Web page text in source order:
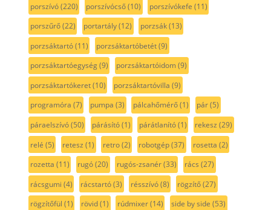
porszívó(220) porszívócső(10) porszívókefe (11)
porszűrő(22) portartály(12) porzsák(13)
porzsáktartó(11) porzsáktartóbetét(9)
porzsáktartóegység(9) porzsáktartóidom(9)
porzsáktartókeret(10) porzsáktartóvilla (9)
programóra (7) pumpa (3) pálcahőmérő(1) pár(5)
páraelszívó(50) párásító(1) párátlanító(1) rekesz (29)
relé (5) retesz (1) retro(2) robotgép(37) rosetta (2)
rozetta (11) rugó(20) rugós-zsanér(33) rács (27)
rácsgumi (4) rácstartó(3) résszívó(8) rögzítő(27)
rögzítőfül (1) rövid(1) rúdmixer(14) side by side (53)